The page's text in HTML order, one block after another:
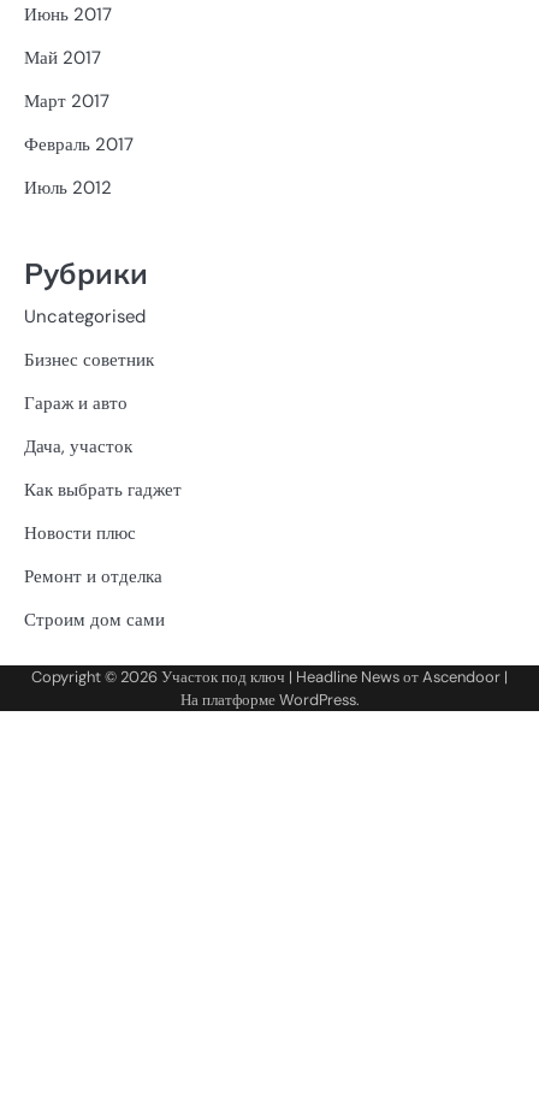
Июнь 2017
Май 2017
Март 2017
Февраль 2017
Июль 2012
Рубрики
Uncategorised
Бизнес советник
Гараж и авто
Дача, участок
Как выбрать гаджет
Новости плюс
Ремонт и отделка
Строим дом сами
Copyright © 2026Участок под ключ | Headline News отAscendoor |
На платформеWordPress.